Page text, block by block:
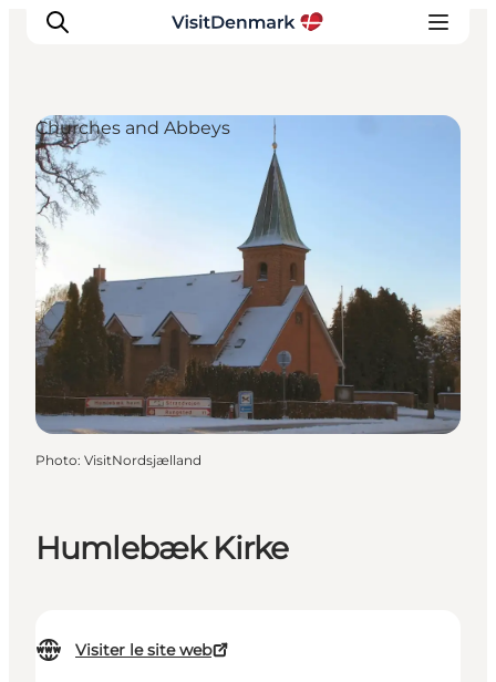
Inspirations
Destinations
Quoi faire
Hébergements
Planifiez votre voyage
Humlebæk Kirke
Visiter le site web
Churches and Abbeys
Photo: VisitNordsjælland